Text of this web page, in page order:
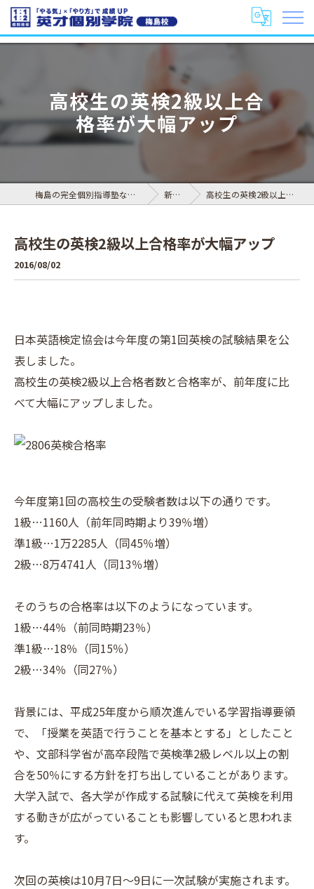
高校生の英検2級以上合
格率が大幅アップ
梅島の完全個別指導塾なら英才個別学院 梅島校 新着情報 高校生の英検2級以上合格率が大幅アップ
高校生の英検2級以上合格率が大幅アップ
2016/08/02
日本英語検定協会は今年度の第1回英検の試験結果を公
表しました。
高校生の英検2級以上合格者数と合格率が、前年度に比
べて大幅にアップしました。
今年度第1回の高校生の受験者数は以下の通りです。
1級…1160人（前年同時期より39％増）
準1級…1万2285人（同45％増）
2級…8万4741人（同13％増）
そのうちの合格率は以下のようになっています。
1級…44％（前同時期23％）
準1級…18％（同15％）
2級…34％（同27％）
背景には、平成25年度から順次進んでいる学習指導要領
で、「授業を英語で行うことを基本とする」としたこと
や、文部科学省が高卒段階で英検準2級レベル以上の割
合を50％にする方針を打ち出していることがあります。
大学入試で、各大学が作成する試験に代えて英検を利用
する動きが広がっていることも影響していると思われま
す。
次回の英検は10月7日～9日に一次試験が実施されます。